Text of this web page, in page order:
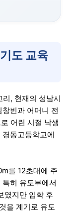
도 교육
, 현재의 성남시
빈과 어머니 전
어린 시절 낙생
동고등학교에
를 12초대에 주
히 유도부에서
였지만 입학 후
을 계기로 유도